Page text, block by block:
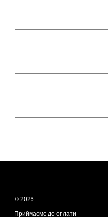
© 2026
Приймаємо до оплати